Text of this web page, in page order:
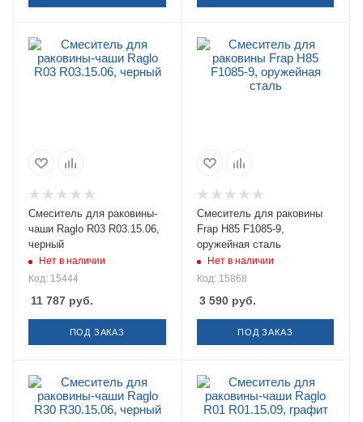
Смеситель для раковины-
чаши Raglo R03 R03.15.06,
черный
Нет в наличии
Код: 15444
11 787 руб.
ПОД ЗАКАЗ
Смеситель для раковины
Frap H85 F1085-9,
оружейная сталь
Нет в наличии
Код: 15868
3 590руб.
ПОД ЗАКАЗ